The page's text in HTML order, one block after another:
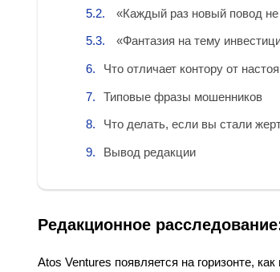
«Каждый раз новый повод
«Фантазия на тему
Что отличает контору от
Типовые фразы мошенников
Что делать, если вы стали
Вывод редакции
Редакционное
Atos Ventures появляется на горизонте,